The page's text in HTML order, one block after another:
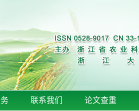
联系我们 论文查重